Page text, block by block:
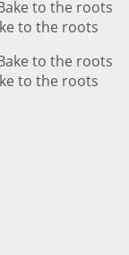
to the roots
to the roots